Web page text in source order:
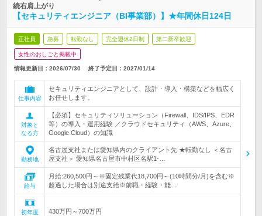
続右肩上がり
【セキュリティエンジニア（BI事業部）】★年間休日124日
正社員 急募 転勤なし 完全週休2日制 第二新卒歓迎
女性のおしごと掲載中
情報更新日：2026/07/30 終了予定日： 2027/01/14
仕事内容
セキュリティエンジニアとして、設計・導入・構築などを幅広く
お任せします。
対象と
なる方
【必須】セキュリティソリューション（Firewall、IDS/IPS、EDR
等）の導入・運用経験 ／クラウドセキュリティ（AWS、Azure、
Google Cloud）の知識
勤務地
名古屋支社または愛知県内のクライアント先 ★転勤なし ＜名古
屋支社＞ 愛知県名古屋市中村区名駅1-…
給与
月給:260,500円～※固定残業代18,700円～(10時間分/月)を含む※
超過した場合は別途支給※前職・経験・能…
初年度
430万円～700万円